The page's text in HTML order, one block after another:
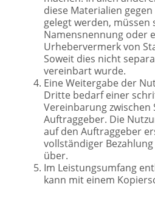
diese Materialien
gelegt werden, müssen
Namensnennung oder
Urhebervermerk von
Soweit dies nicht
vereinbart wurde.
Eine Weitergabe der
Dritte bedarf einer
Vereinbarung
Auftraggeber. Die
auf den Auftraggeber
vollständiger
über.
Im Leistungsumfang
kann mit einem